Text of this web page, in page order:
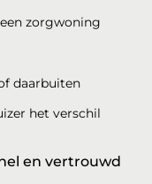
zorgwoning
daarbuiten
het verschil
en vertrouwd